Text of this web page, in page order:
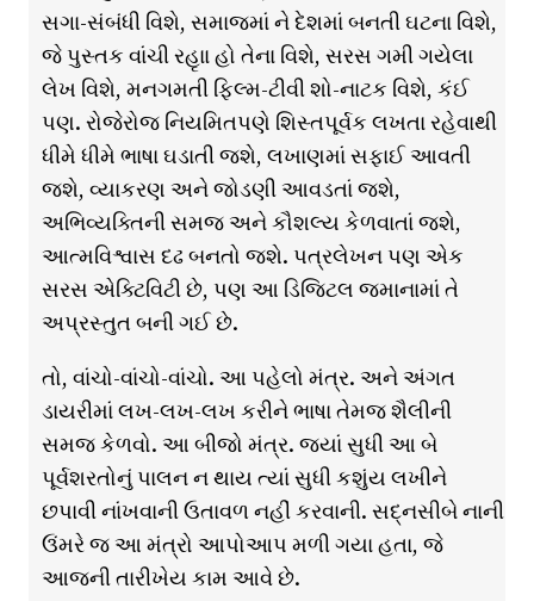
સગા-સંબંધી વિશે, સમાજમાં ને દેશમાં બનતી ઘટના વિશે,
જે પુસ્તક વાંચી રહૃાા હો તેના વિશે, સરસ ગમી ગયેલા
લેખ વિશે, મનગમતી ફ્લ્મિ-ટીવી શો-નાટક વિશે, કંઈ
પણ. રોજેરોજ નિયમિતપણે શિસ્તપૂર્વક લખતા રહેવાથી
ધીમે ધીમે ભાષા ઘડાતી જશે, લખાણમાં સફાઈ આવતી
જશે, વ્યાકરણ અને જોડણી આવડતાં જશે,
અભિવ્યક્તિની સમજ અને કૌશલ્ય કેળવાતાં જશે,
આત્મવિશ્વાસ દઢ બનતો જશે. પત્રલેખન પણ એક
સરસ એક્ટિવિટી છે, પણ આ ડિજિટલ જમાનામાં તે
અપ્રસ્તુત બની ગઈ છે.
તો, વાંચો-વાંચો-વાંચો. આ પહેલો મંત્ર. અને અંગત
ડાયરીમાં લખ-લખ-લખ કરીને ભાષા તેમજ શૈલીની
સમજ કેળવો. આ બીજો મંત્ર. જ્યાં સુધી આ બે
પૂર્વશરતોનું પાલન ન થાય ત્યાં સુધી કશુંય લખીને
છપાવી નાંખવાની ઉતાવળ નહીં કરવાની. સદ્નસીબે નાની
ઉંમરે જ આ મંત્રો આપોઆપ મળી ગયા હતા, જે
આજની તારીખેય કામ આવે છે.